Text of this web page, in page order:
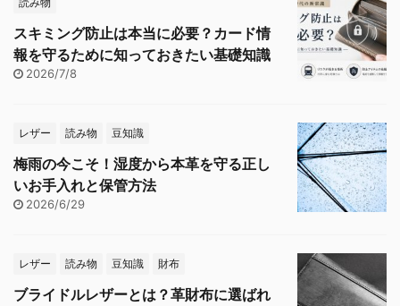
スキミング防止は本当に必要？カード情
報を守るために知っておきたい基礎知識
2026/7/8
レザー 読み物 豆知識
梅雨の今こそ！湿度から本革を守る正し
いお手入れと保管方法
2026/6/29
レザー 読み物 豆知識 財布
ブライドルレザーとは？革財布に選ばれ